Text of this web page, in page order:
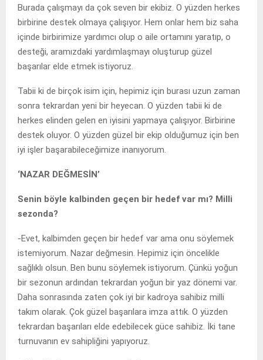
Burada çalışmayı da çok seven bir ekibiz. O yüzden herkes
birbirine destek olmaya çalışıyor. Hem onlar hem biz saha
içinde birbirimize yardımcı olup o aile ortamını yaratıp, o
desteği, aramızdaki yardımlaşmayı oluşturup güzel
başarılar elde etmek istiyoruz.
Tabii ki de birçok isim için, hepimiz için burası uzun zaman
sonra tekrardan yeni bir heyecan. O yüzden tabii ki de
herkes elinden gelen en iyisini yapmaya çalışıyor. Birbirine
destek oluyor. O yüzden güzel bir ekip olduğumuz için ben
iyi işler başarabileceğimize inanıyorum.
‘NAZAR DEĞMESİN’
Senin böyle kalbinden geçen bir hedef var mı? Milli
sezonda?
-Evet, kalbimden geçen bir hedef var ama onu söylemek
istemiyorum. Nazar değmesin. Hepimiz için öncelikle
sağlıklı olsun. Ben bunu söylemek istiyorum. Çünkü yoğun
bir sezonun ardından tekrardan yoğun bir yaz dönemi var.
Daha sonrasında zaten çok iyi bir kadroya sahibiz milli
takım olarak. Çok güzel başarılara imza attık. O yüzden
tekrardan başarıları elde edebilecek güce sahibiz. İki tane
turnuvanın ev sahipliğini yapıyoruz.